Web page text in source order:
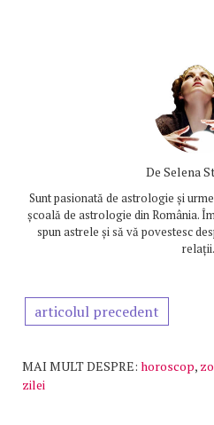
De Selena
Sunt pasionată de astrologie și
școală de astrologie din România.
spun astrele și să vă povestesc
relații.
articolul precedent
MAI MULT DESPRE: horoscop,
zilei